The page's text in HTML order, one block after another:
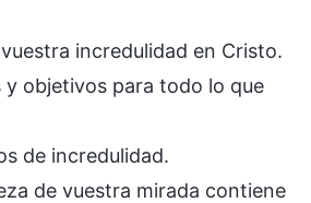
incredulidad en Cristo.
objetivos para todo lo que
de incredulidad.
de vuestra mirada contiene